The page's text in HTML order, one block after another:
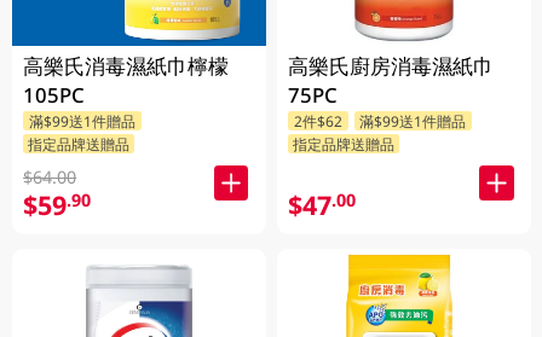
高樂氏消毒濕紙巾檸檬
105PC
滿$99送1件贈品
指定品牌送贈品
$64.00
$59.90
高樂氏廚房消毒濕紙巾
75PC
2件$62
滿$99送1件贈品
指定品牌送贈品
$47.00